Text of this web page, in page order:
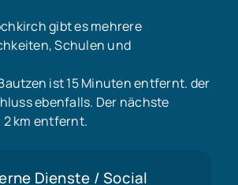
gibt es mehrere
Schulen und
ist 15 Minuten entfernt. der
ebenfalls. Der nächste
2 km entfernt.
Dienste / Social